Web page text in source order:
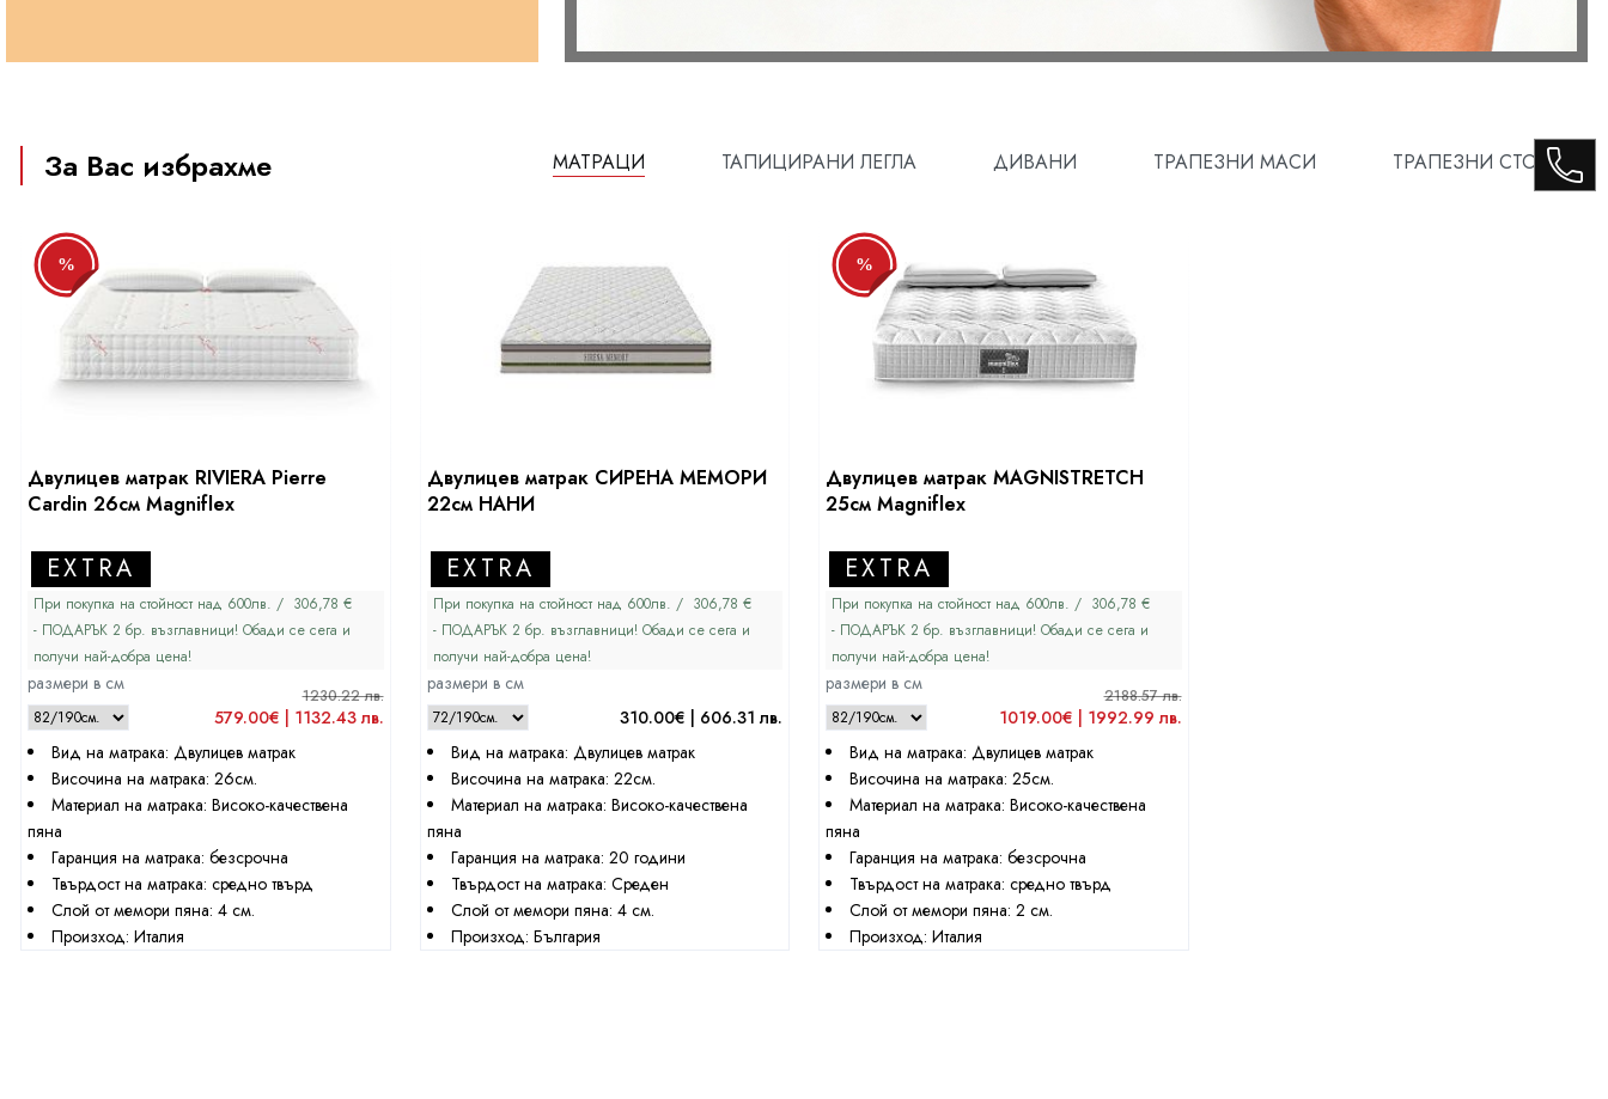
За Вас избрахме МАТРАЦИ ТАПИЦИРАНИ ЛЕГЛА ДИВАНИ ТРАПЕЗНИ МАСИ ТРАПЕЗНИ СТОЛОВЕ
%
Двулицев матрак RIVIERA Pierre
Cardin 26см Magniflex
EXTRA
При покупка на стойност над 600лв. / 306,78 €
- ПОДАРЪК 2 бр. възглавници! Обади се сега и
получи най-добра цена!
размери в см
1230.22 лв.
579.00€ | 1132.43 лв.
Вид на матрака: Двулицев матрак
Височина на матрака: 26см.
Материал на матрака: Високо-качествена
пяна
Гаранция на матрака: безсрочна
Твърдост на матрака: средно твърд
Слой от мемори пяна: 4 см.
Произход: Италия
Двулицев матрак СИРЕНА МЕМОРИ
22см НАНИ
EXTRA
При покупка на стойност над 600лв. / 306,78 €
- ПОДАРЪК 2 бр. възглавници! Обади се сега и
получи най-добра цена!
размери в см
310.00€ | 606.31 лв.
Вид на матрака: Двулицев матрак
Височина на матрака: 22см.
Материал на матрака: Високо-качествена
пяна
Гаранция на матрака: 20 години
Твърдост на матрака: Среден
Слой от мемори пяна: 4 см.
Произход: България
%
Двулицев матрак MAGNISTRETCH
25см Magniflex
EXTRA
При покупка на стойност над 600лв. / 306,78 €
- ПОДАРЪК 2 бр. възглавници! Обади се сега и
получи най-добра цена!
размери в см
2188.57 лв.
1019.00€ | 1992.99 лв.
Вид на матрака: Двулицев матрак
Височина на матрака: 25см.
Материал на матрака: Високо-качествена
пяна
Гаранция на матрака: безсрочна
Твърдост на матрака: средно твърд
Слой от мемори пяна: 2 см.
Произход: Италия